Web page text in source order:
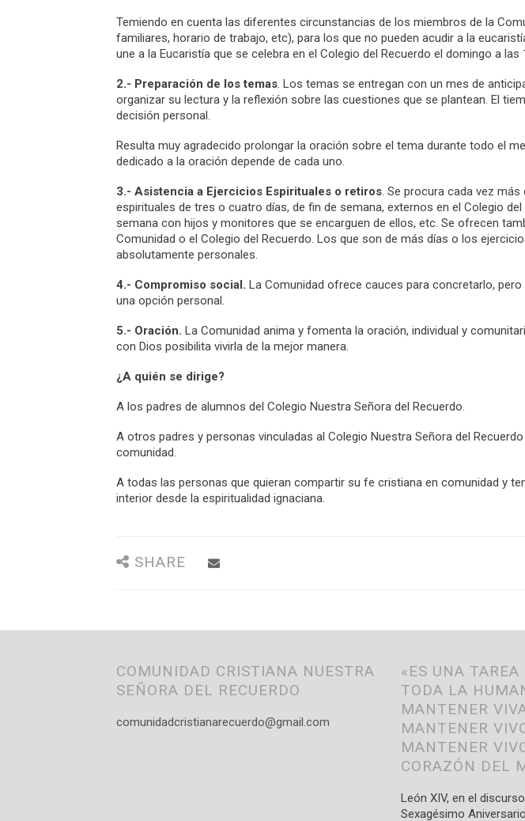
Temiendo en cuenta las diferentes circunstancias de los miembros de la
familiares, horario de trabajo, etc), para los que no pueden acudir a la
une a la Eucaristía que se celebra en el Colegio del Recuerdo el domingo a las
2.- Preparación de los temas. Los temas se entregan con un mes de
organizar su lectura y la reflexión sobre las cuestiones que se plantean. El
decisión personal.
Resulta muy agradecido prolongar la oración sobre el tema durante todo el
dedicado a la oración depende de cada uno.
3.- Asistencia a Ejercicios Espirituales o retiros. Se procura cada vez
espirituales de tres o cuatro días, de fin de semana, externos en el Colegio
semana con hijos y monitores que se encarguen de ellos, etc. Se ofrecen
Comunidad o el Colegio del Recuerdo. Los que son de más días o los
absolutamente personales.
4.- Compromiso social. La Comunidad ofrece cauces para concretarlo,
una opción personal.
5.- Oración. La Comunidad anima y fomenta la oración, individual y
con Dios posibilita vivirla de la mejor manera.
¿A quién se dirige?
A los padres de alumnos del Colegio Nuestra Señora del Recuerdo.
A otros padres y personas vinculadas al Colegio Nuestra Señora del
comunidad.
A todas las personas que quieran compartir su fe cristiana en comunidad y
interior desde la espiritualidad ignaciana.
SHARE
COMUNIDAD CRISTIANA NUESTRA
SEÑORA DEL RECUERDO
comunidadcristianarecuerdo@gmail.com
«ES UNA
TODA LA
MANTENER
MANTENER
MANTENER
CORAZÓN DEL
León XIV, en el
Sexagésimo